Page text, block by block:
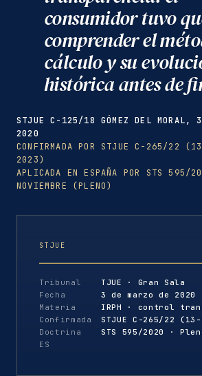
consumidor tuvo
comprender el
cálculo y su
histórica antes de
STJUE C-125/18 GÓMEZ DEL MORAL, 3
2020
CONFIRMADA POR STJUE C-265/22
2023)
APLICADA EN ESPAÑA POR STS 595/
NOVIEMBRE (PLENO)
STJUE
Tribunal
TJUE · Gran Sala
Fecha
3 de marzo de 2020
Materia
IRPH · control
Confirmada
STJUE C-265/22
Doctrina
ES
STS 595/2020 ·